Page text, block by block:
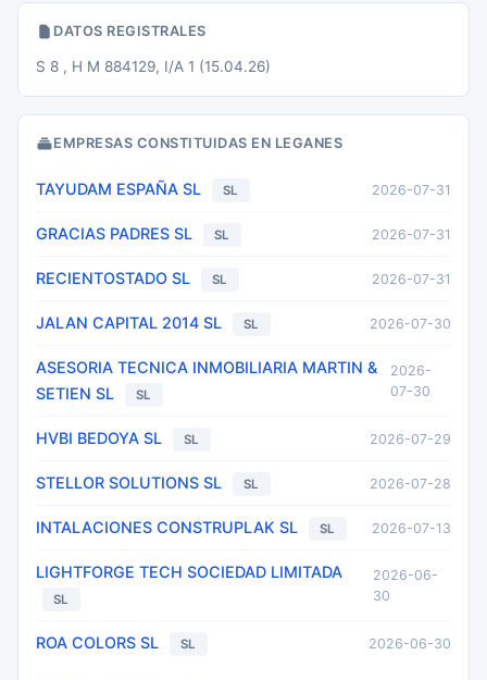
DATOS REGISTRALES
S 8 , H M 884129, I/A 1 (15.04.26)
EMPRESAS CONSTITUIDAS EN LEGANES
TAYUDAM ESPAÑA SL SL 2026-07-31
GRACIAS PADRES SL SL 2026-07-31
RECIENTOSTADO SL SL 2026-07-31
JALAN CAPITAL 2014 SL SL 2026-07-30
ASESORIA TECNICA INMOBILIARIA MARTIN &
SETIEN SL
SL
2026-
07-30
HVBI BEDOYA SL SL 2026-07-29
STELLOR SOLUTIONS SL SL 2026-07-28
INTALACIONES CONSTRUPLAK SL SL 2026-07-13
LIGHTFORGE TECH SOCIEDAD LIMITADA
SL
2026-06-
30
ROA COLORS SL SL 2026-06-30